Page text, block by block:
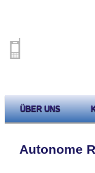
ÜBER UNS
Autonome